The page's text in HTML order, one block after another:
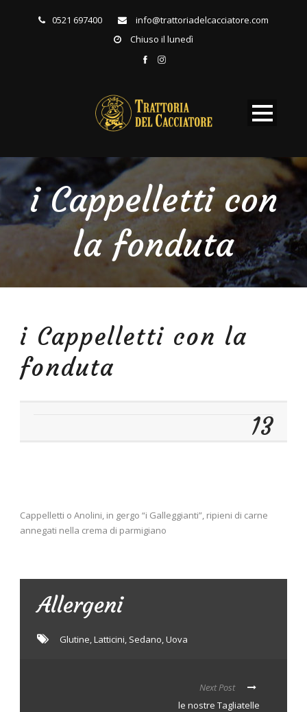
0521 697400
info@trattoriadelcacciatore.com
Chiuso il lunedì
i Cappelletti con
la fonduta
i Cappelletti con la
fonduta
13
Cappelletti o Anolini, in gergo “i Galleggianti”, ripieni di carne
annegati nella crema di parmigiano
Allergeni
Glutine,Latticini, Sedano,Uova
Next Post
le nostre Tagliatelle